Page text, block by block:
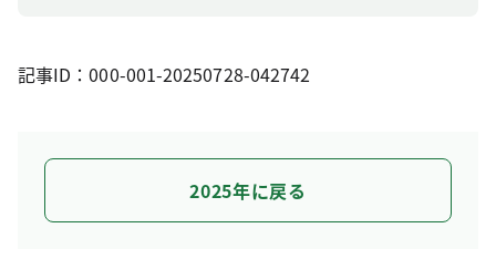
記事ID：000-001-20250728-042742
2025年に戻る